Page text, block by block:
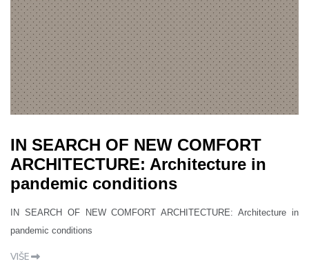
IN SEARCH OF NEW COMFORT
ARCHITECTURE: Architecture in
pandemic conditions
IN SEARCH OF NEW COMFORT ARCHITECTURE: Architecture in
pandemic conditions
VIŠE